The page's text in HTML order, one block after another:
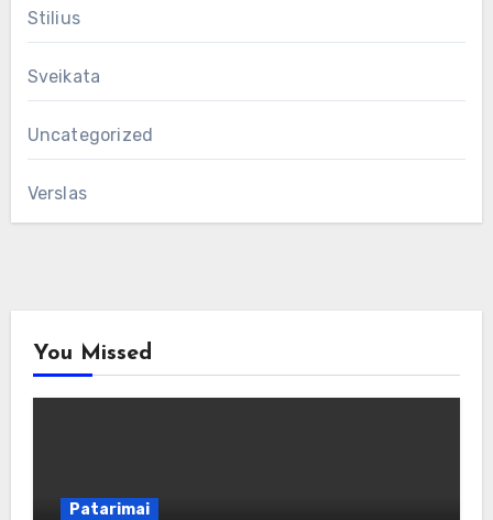
Stilius
Sveikata
Uncategorized
Verslas
You Missed
Patarimai